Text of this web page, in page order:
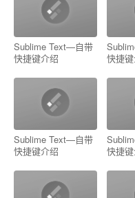
Sublime Text—自带
快捷键介绍
快捷
Sublime Text—自带
快捷键介绍
快捷